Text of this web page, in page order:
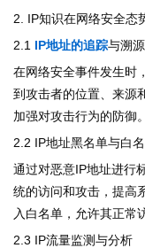
2. IP知识在网络安全态
2.1 IP地址的追踪与溯源
在网络安全事件发生时
到攻击者的位置、来源
加强对攻击行为的防御。
2.2 IP地址黑名单与白
通过对恶意IP地址进行
统的访问和攻击，提高
入白名单，允许其正常
2.3 IP流量监测与分析